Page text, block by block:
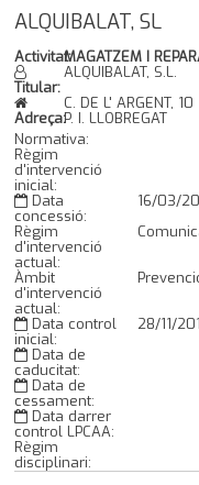
ALQUIBALAT, SL
Activitat:MAGATZEM I
Titular:
ALQUIBALAT, S.L.
Adreça:
C. DE L' ARGENT, 10
P. I. LLOBREGAT
Normativa:
Règim
d'intervenció
inicial:
Data
concessió:
16/03/
Règim
d'intervenció
actual:
Àmbit
d'intervenció
actual:
Data control
inicial:
28/11/
Data de
caducitat:
Data de
cessament:
Data darrer
control LPCAA:
Règim
disciplinari: